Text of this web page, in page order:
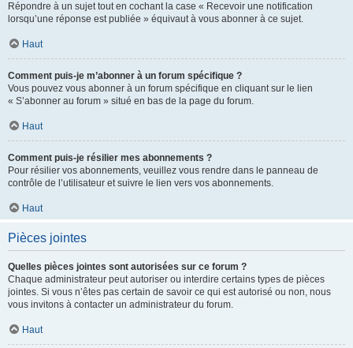
Répondre à un sujet tout en cochant la case « Recevoir une notification
lorsqu’une réponse est publiée » équivaut à vous abonner à ce sujet.
Haut
Comment puis-je m’abonner à un forum spécifique ?
Vous pouvez vous abonner à un forum spécifique en cliquant sur le lien
« S’abonner au forum » situé en bas de la page du forum.
Haut
Comment puis-je résilier mes abonnements ?
Pour résilier vos abonnements, veuillez vous rendre dans le panneau de
contrôle de l’utilisateur et suivre le lien vers vos abonnements.
Haut
Pièces jointes
Quelles pièces jointes sont autorisées sur ce forum ?
Chaque administrateur peut autoriser ou interdire certains types de pièces
jointes. Si vous n’êtes pas certain de savoir ce qui est autorisé ou non, nous
vous invitons à contacter un administrateur du forum.
Haut